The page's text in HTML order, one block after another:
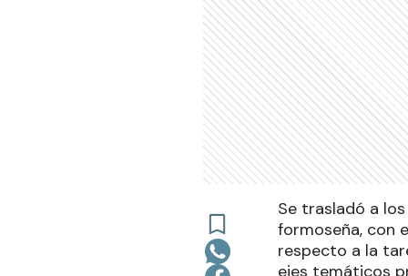
Se trasladó a
formoseña, con
respecto a la
ejes temáticos